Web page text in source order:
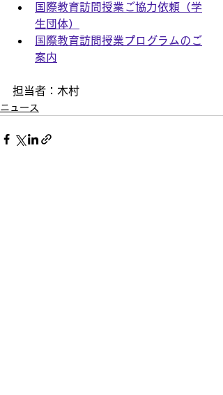
国際教育訪問授業ご協力依頼（学
生団体）
国際教育訪問授業プログラムのご
案内
担当者：木村
ニュース